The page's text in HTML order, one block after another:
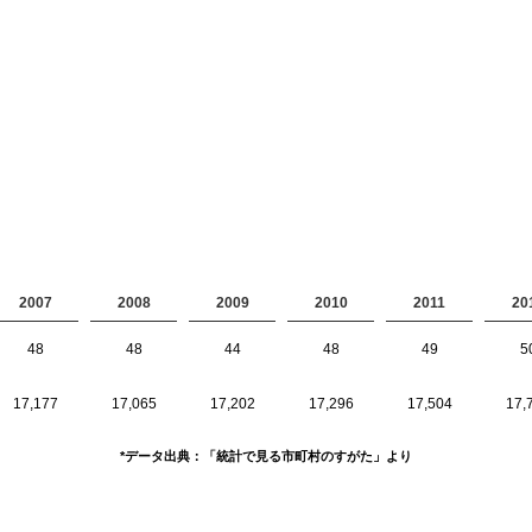
2007 2008 2009 2010 2011
48 48 44 48 49
17,177 17,065 17,202 17,296 17,504
*データ出典：「統計で見る市町村のすがた」より